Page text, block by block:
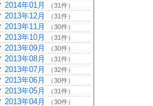
2014年01月 （31件）
2013年12月 （31件）
2013年11月 （30件）
2013年10月 （31件）
2013年09月 （30件）
2013年08月 （31件）
2013年07月 （32件）
2013年06月 （30件）
2013年05月 （31件）
2013年04月 （30件）